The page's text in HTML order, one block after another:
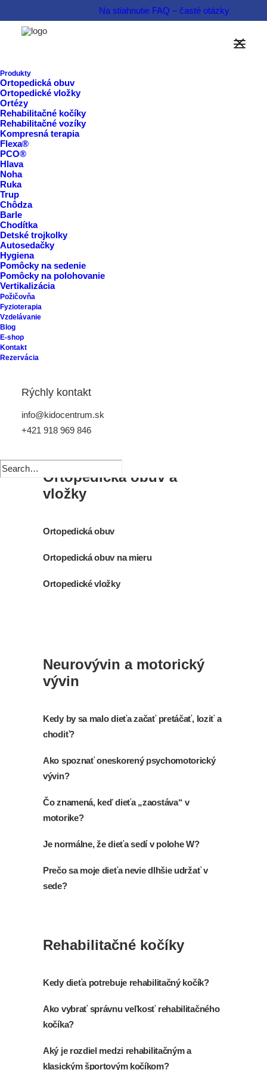
Na stiahnutie FAQ – časté otázky
Produkty
Ortopedická obuv
Ortopedické vložky
Ortézy
Rehabilitačné kočíky
Rehabilitačné vozíky
Kompresná terapia
Flexa®
PCO®
Hlava
Noha
Ruka
Trup
Chôdza
Barle
Chodítka
Detské trojkolky
Autosedačky
Hygiena
Pomôcky na sedenie
Pomôcky na polohovanie
Vertikalizácia
Požičovňa
Fyzioterapia
Vzdelávanie
Blog
E-shop
Kontakt
Rezervácia
Rýchly kontakt
info@kidocentrum.sk
+421 918 969 846
Slovník pojmov
Ortopédia a chôdza
Plochá noha
Valgózne členky
Varózne členky
Ortopedická obuv a
vložky
Ortopedická obuv
Ortopedická obuv na mieru
Ortopedické vložky
Neurovývin a motorický
vývin
Kedy by sa malo dieťa začať pretáčať, loziť a
chodiť?
Ako spoznať oneskorený psychomotorický
vývin?
Čo znamená, keď dieťa „zaostáva“ v
motorike?
Je normálne, že dieťa sedí v polohe W?
Prečo sa moje dieťa nevie dlhšie udržať v
sede?
Rehabilitačné kočíky
Kedy dieťa potrebuje rehabilitačný kočík?
Ako vybrať správnu veľkosť rehabilitačného
kočíka?
Aký je rozdiel medzi rehabilitačným a
klasickým športovým kočíkom?